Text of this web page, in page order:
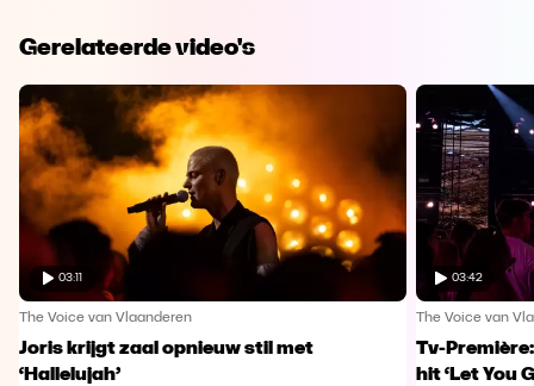
Gerelateerde video's
03:11
The Voice van Vlaanderen
Joris krijgt zaal opnieuw stil met
‘Hallelujah’
03:42
The Voice van
Tv-
hit ‘Let You